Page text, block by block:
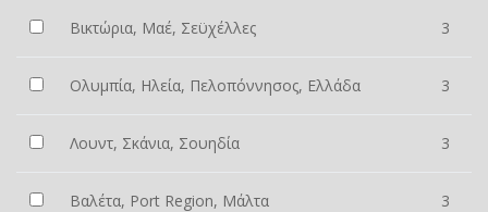
Βικτώρια, Μαέ, Σεϋχέλλες 3
Ολυμπία, Ηλεία, Πελοπόννησος, Ελλάδα 3
Λουντ, Σκάνια, Σουηδία 3
Βαλέτα, Port Region, Μάλτα 3